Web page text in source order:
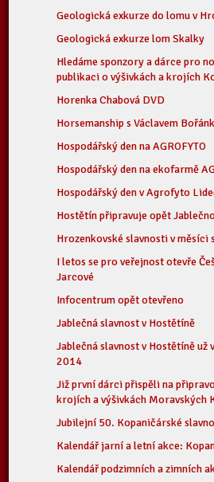
Geologická exkurze do lomu v
Geologická exkurze lom Skalky
Hledáme sponzory a dárce pro
publikaci o výšivkách a krojích
Horenka Chabová DVD
Horsemanship s Václavem
Hospodářský den na AGROFYTO
Hospodářský den na ekofarmě
Hospodářský den v Agrofyto
Hostětín připravuje opět
Hrozenkovské slavnosti v měsíci
I letos se pro veřejnost otevře
Jarcové
Infocentrum opět otevřeno
Jablečná slavnost v Hostětíně
Jablečná slavnost v Hostětíně už
2014
Již první dárci přispěli na
krojích a výšivkách Moravských
Jubilejní 50. Kopaničárské
Kalendář jarní a letní akce:
Kalendář podzimních a zimních